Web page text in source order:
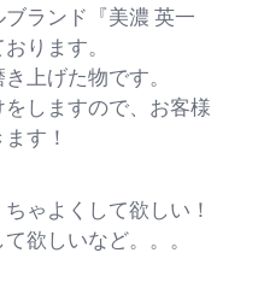
ランド『美濃 英一
ります。
上げた物です。
しますので、お客様
す！
ゃよくして欲しい！
欲しいなど。。。